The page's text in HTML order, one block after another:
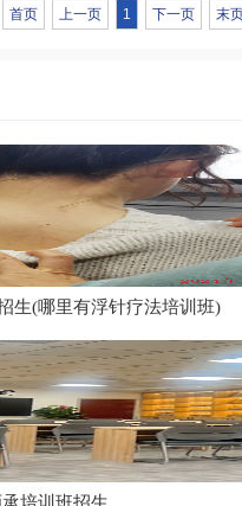
首页 上一页 1 下一页 末
生(哪里有浮针疗法培训班)